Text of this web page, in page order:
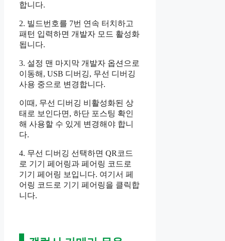
합니다.
2. 빌드번호를 7번 연속 터치하고
패턴 입력하면 개발자 모드 활성화
됩니다.
3. 설정 맨 마지막 개발자 옵션으로
이동해, USB 디버깅, 무선 디버깅
사용 중으로 변경합니다.
이때, 무선 디버깅 비활성화된 상
태로 보인다면, 하단 포스팅 확인
해 사용할 수 있게 변경해야 합니
다.
4. 무선 디버깅 선택하면 QR코드
로 기기 페어링과 페어링 코드로
기기 페어링 보입니다. 여기서 페
어링 코드로 기기 페어링을 클릭합
니다.